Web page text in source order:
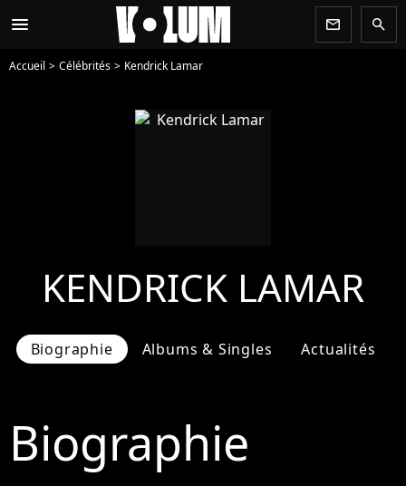
menu newsletter search
Accueil Célébrités Kendrick Lamar
KENDRICK LAMAR
Biographie Albums & Singles Actualités
Biographie